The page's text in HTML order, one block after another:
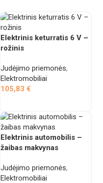
Elektrinis keturratis 6 V –
rožinis
Judėjimo priemonės,
Elektromobiliai
105,83 €
Elektrinis automobilis –
žaibas makvynas
Judėjimo priemonės,
Elektromobiliai